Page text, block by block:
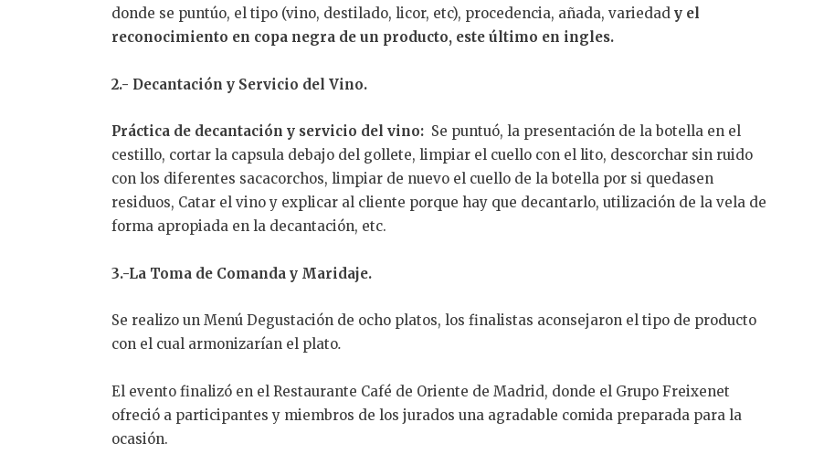
donde se puntúo, el tipo (vino, destilado, licor, etc), procedencia, añada, variedad y el
reconocimiento en copa negra de un producto, este último en ingles.
2.- Decantación y Servicio del Vino.
Práctica de decantación y servicio del vino: Se puntuó, la presentación de la botella en el
cestillo, cortar la capsula debajo del gollete, limpiar el cuello con el lito, descorchar sin ruido
con los diferentes sacacorchos, limpiar de nuevo el cuello de la botella por si quedasen
residuos, Catar el vino y explicar al cliente porque hay que decantarlo, utilización de la vela de
forma apropiada en la decantación, etc.
3.-La Toma de Comanda y Maridaje.
Se realizo un Menú Degustación de ocho platos, los finalistas aconsejaron el tipo de producto
con el cual armonizarían el plato.
El evento finalizó en el Restaurante Café de Oriente de Madrid, donde el Grupo Freixenet
ofreció a participantes y miembros de los jurados una agradable comida preparada para la
ocasión.